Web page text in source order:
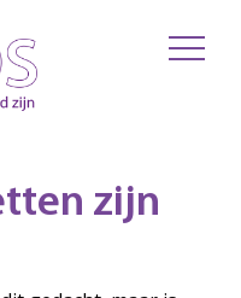
zijn